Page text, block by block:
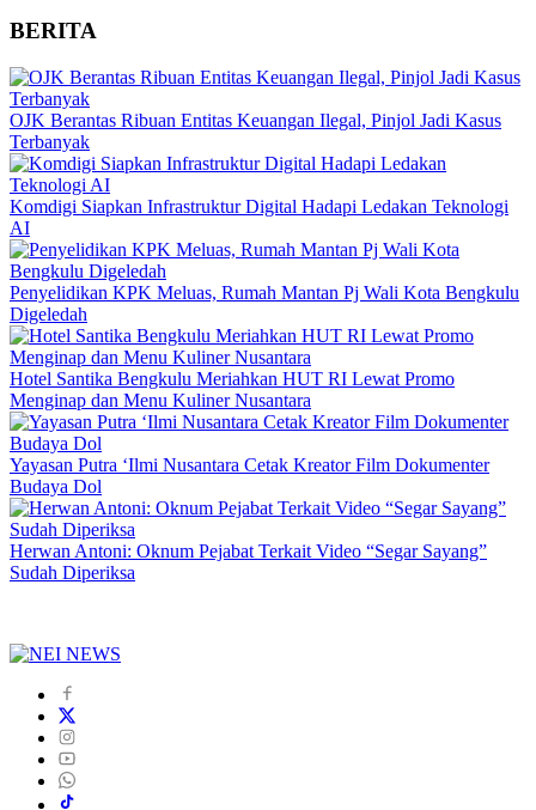
BERITA
OJK Berantas Ribuan Entitas Keuangan Ilegal, Pinjol Jadi Kasus
Terbanyak
Komdigi Siapkan Infrastruktur Digital Hadapi Ledakan Teknologi
AI
Penyelidikan KPK Meluas, Rumah Mantan Pj Wali Kota Bengkulu
Digeledah
Hotel Santika Bengkulu Meriahkan HUT RI Lewat Promo
Menginap dan Menu Kuliner Nusantara
Yayasan Putra ‘Ilmi Nusantara Cetak Kreator Film Dokumenter
Budaya Dol
Herwan Antoni: Oknum Pejabat Terkait Video “Segar Sayang”
Sudah Diperiksa